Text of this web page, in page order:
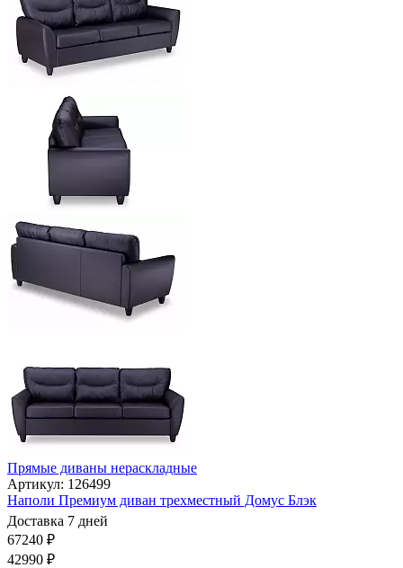
Прямые диваны нераскладные
Артикул: 126499
Наполи Премиум диван трехместный Домус Блэк
Доставка 7 дней
67240 ₽
42990 ₽